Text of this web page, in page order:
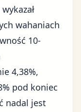
wahaniach
10-
4,38%,
pod koniec
nadal jest